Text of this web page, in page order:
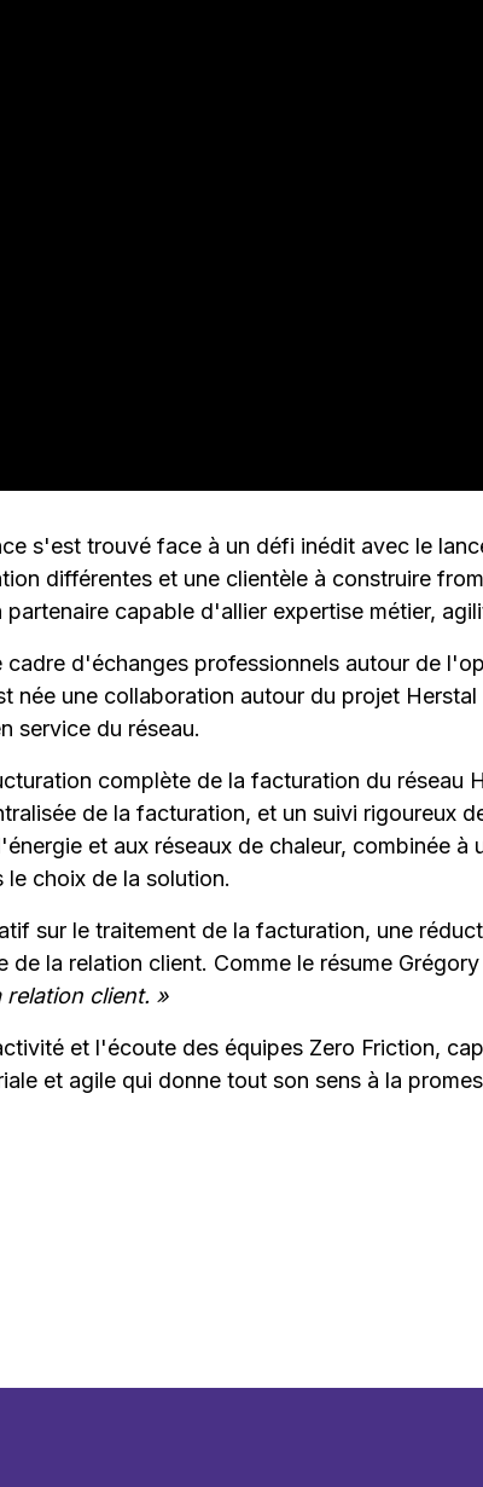
s'est trouvé face à un défi inédit avec le
différentes et une clientèle à construire
capable d'allier expertise métier,
d'échanges professionnels autour de
une collaboration autour du projet Herstal
service du réseau.
complète de la facturation du réseau
de la facturation, et un suivi rigoureux
et aux réseaux de chaleur, combinée à
choix de la solution.
sur le traitement de la facturation, une
la relation client. Comme le résume Grégory
client. »
et l'écoute des équipes Zero Friction,
et agile qui donne tout son sens à la